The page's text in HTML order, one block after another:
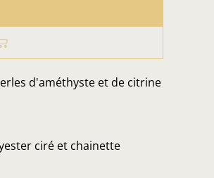
d'améthyste et de citrine
ciré et chainette